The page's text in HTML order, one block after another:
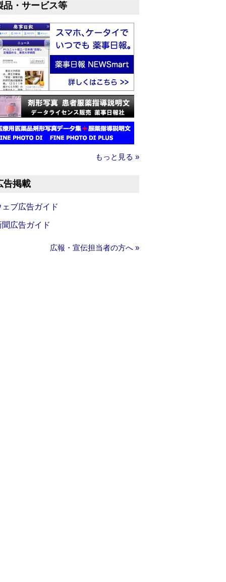
品・サービス等
もっと見る »
告掲載
ェブ広告ガイド
聞広告ガイド
広報・宣伝担当者の方へ »